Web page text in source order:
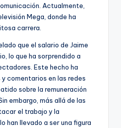
Actualmente,
Mega, donde ha
carrera.
que el salario de Jaime
lo que ha sorprendido a
Este hecho ha
comentarios en las redes
sobre la remuneración
embargo, más allá de las
el trabajo y la
han llevado a ser una figura